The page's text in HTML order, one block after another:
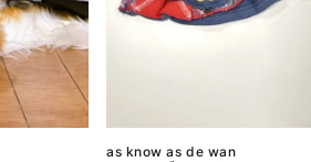
as know as de wan